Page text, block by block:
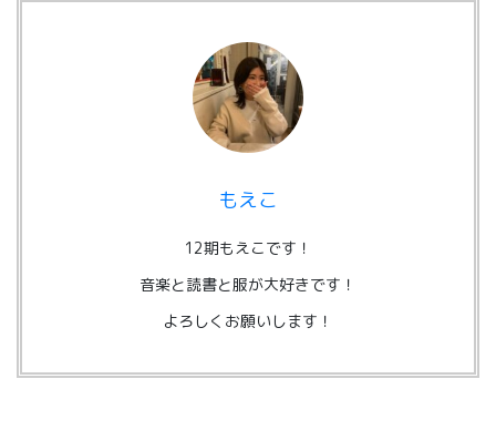
もえこ
12期もえこです！
音楽と読書と服が大好きです！
よろしくお願いします！